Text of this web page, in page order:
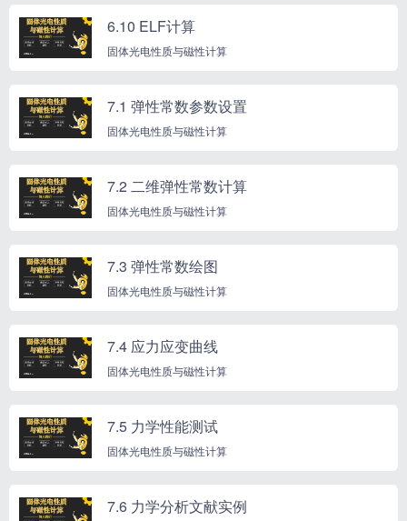
6.10 ELF计算
固体光电性质与磁性计算
7.1 弹性常数参数设置
固体光电性质与磁性计算
7.2 二维弹性常数计算
固体光电性质与磁性计算
7.3 弹性常数绘图
固体光电性质与磁性计算
7.4 应力应变曲线
固体光电性质与磁性计算
7.5 力学性能测试
固体光电性质与磁性计算
7.6 力学分析文献实例